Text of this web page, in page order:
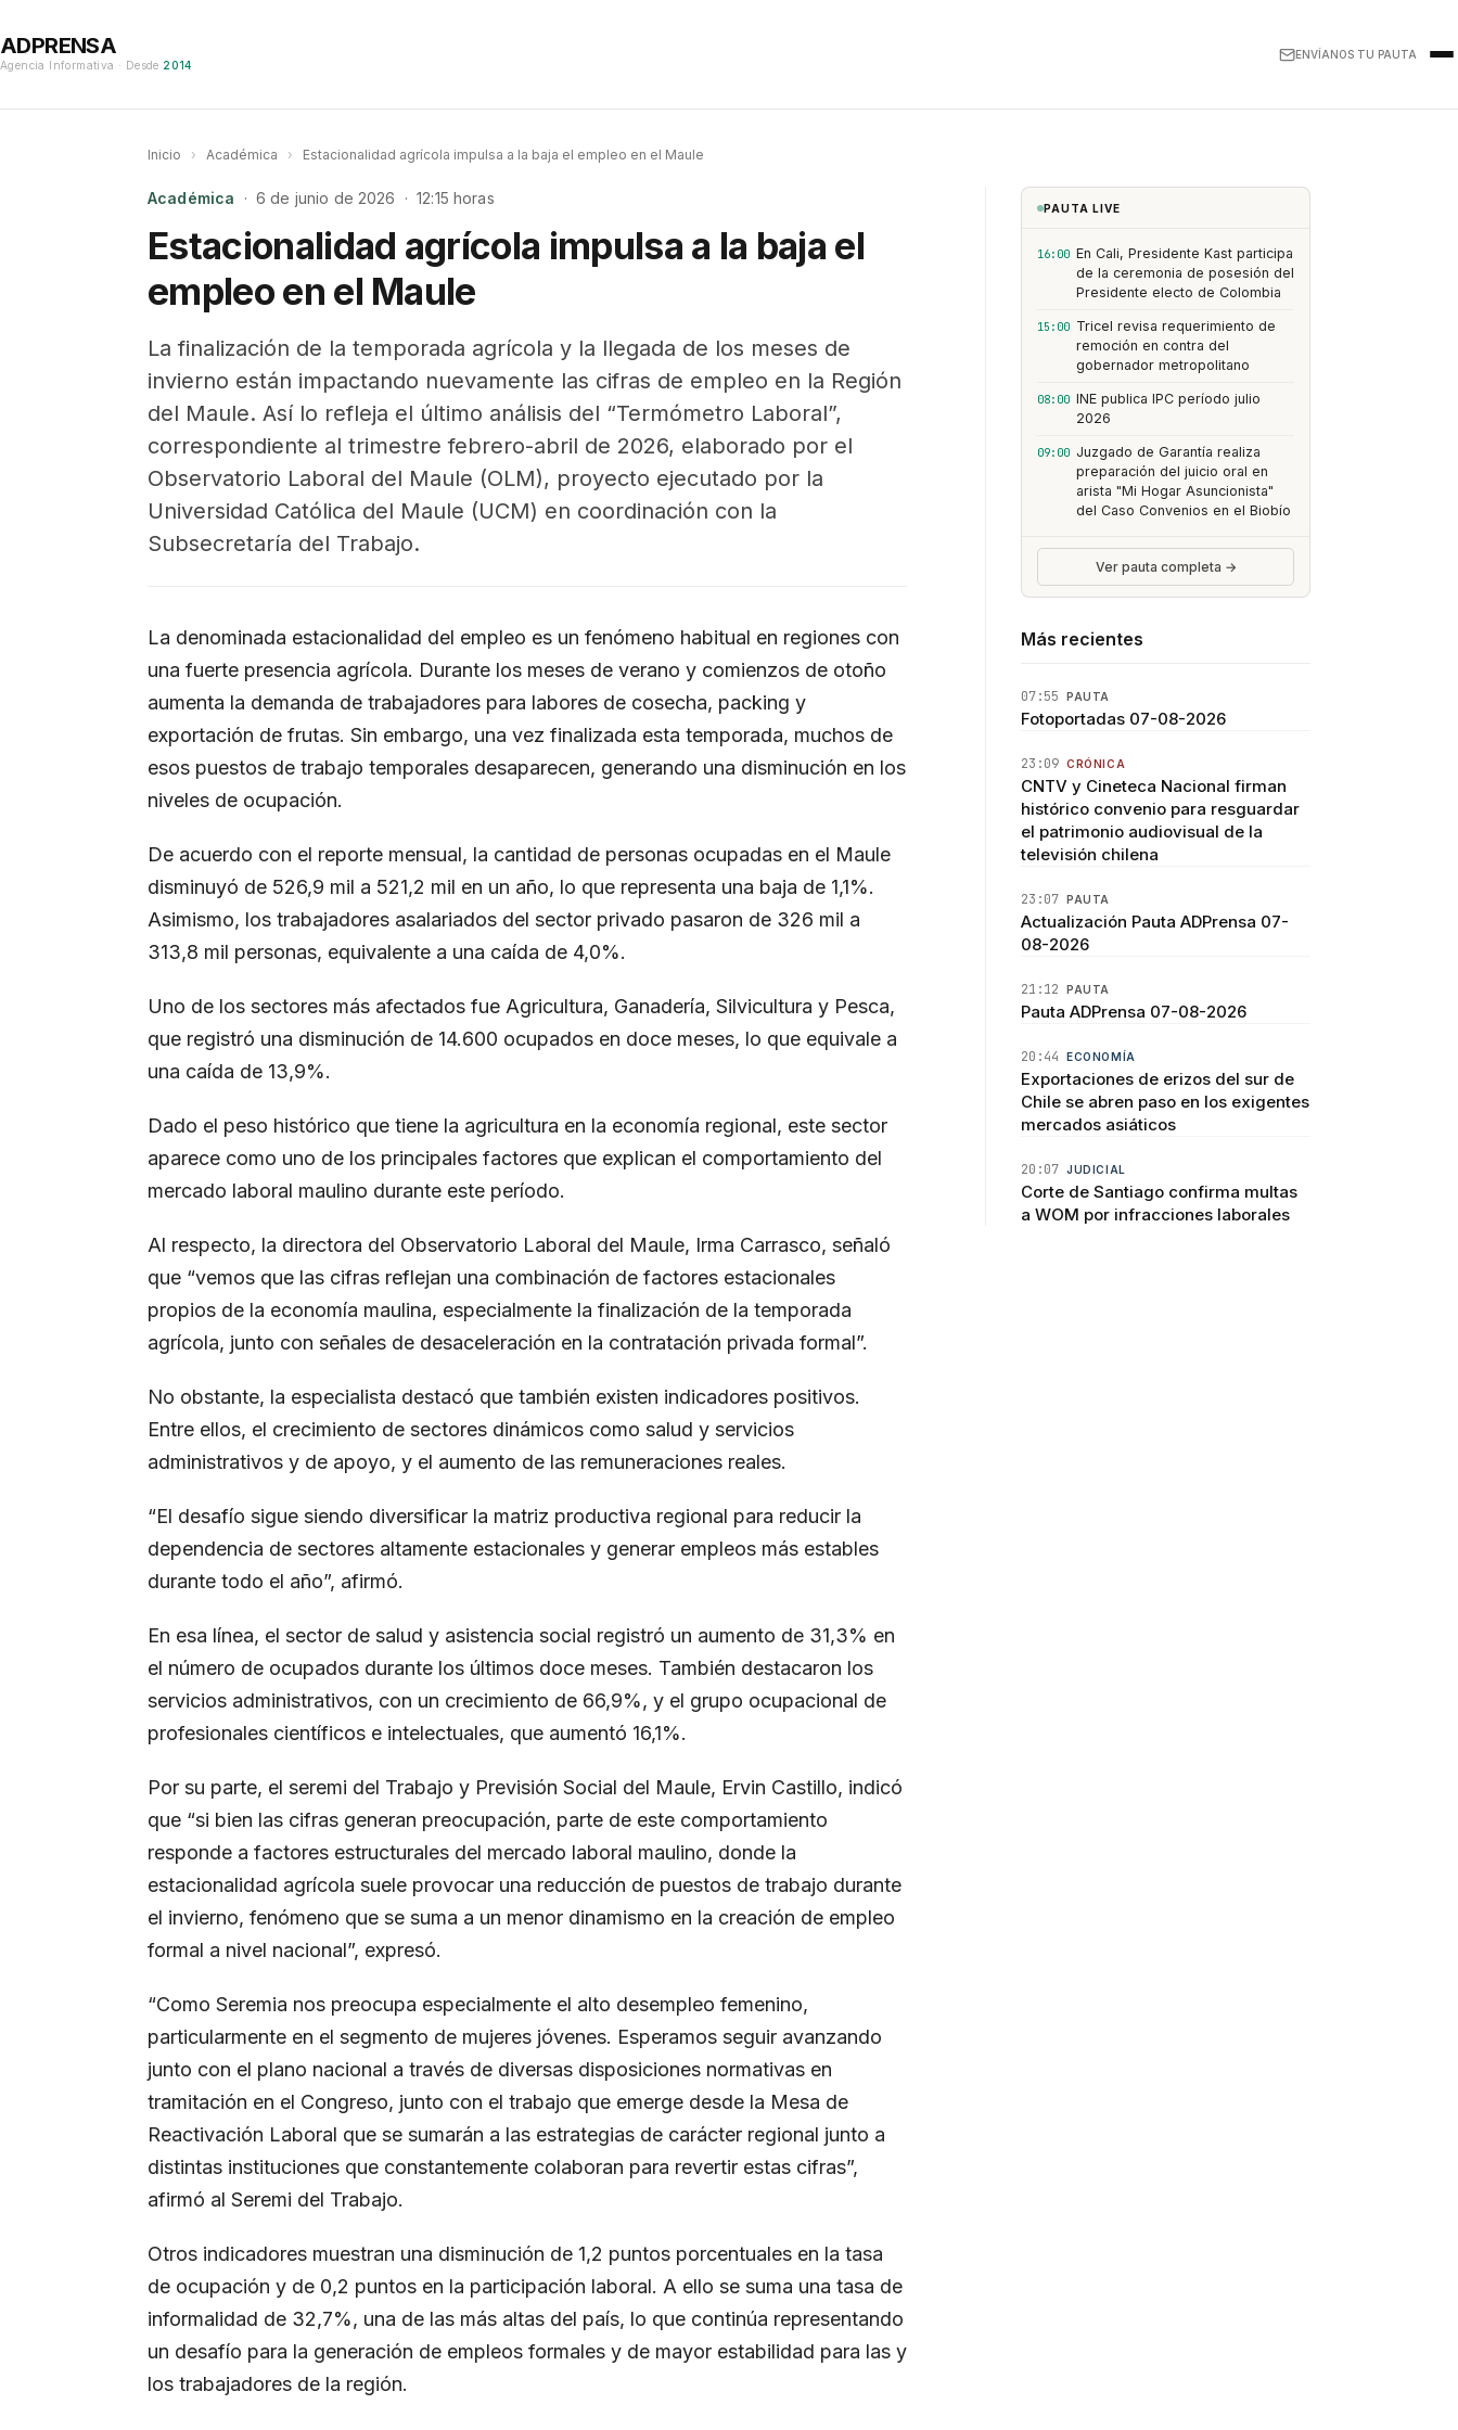
ADPRENSA
Agencia Informativa · Desde 2014
ENVÍANOS TU PAUTA
Inicio › Académica › Estacionalidad agrícola impulsa a la baja el empleo en el Maule
Académica · 6 de junio de 2026 · 12:15 horas
Estacionalidad agrícola impulsa a la baja el
empleo en el Maule
La finalización de la temporada agrícola y la llegada de los meses de
invierno están impactando nuevamente las cifras de empleo en la Región
del Maule. Así lo refleja el último análisis del “Termómetro Laboral”,
correspondiente al trimestre febrero-abril de 2026, elaborado por el
Observatorio Laboral del Maule (OLM), proyecto ejecutado por la
Universidad Católica del Maule (UCM) en coordinación con la
Subsecretaría del Trabajo.
La denominada estacionalidad del empleo es un fenómeno habitual en regiones con
una fuerte presencia agrícola. Durante los meses de verano y comienzos de otoño
aumenta la demanda de trabajadores para labores de cosecha, packing y
exportación de frutas. Sin embargo, una vez finalizada esta temporada, muchos de
esos puestos de trabajo temporales desaparecen, generando una disminución en los
niveles de ocupación.
De acuerdo con el reporte mensual, la cantidad de personas ocupadas en el Maule
disminuyó de 526,9 mil a 521,2 mil en un año, lo que representa una baja de 1,1%.
Asimismo, los trabajadores asalariados del sector privado pasaron de 326 mil a
313,8 mil personas, equivalente a una caída de 4,0%.
Uno de los sectores más afectados fue Agricultura, Ganadería, Silvicultura y Pesca,
que registró una disminución de 14.600 ocupados en doce meses, lo que equivale a
una caída de 13,9%.
Dado el peso histórico que tiene la agricultura en la economía regional, este sector
aparece como uno de los principales factores que explican el comportamiento del
mercado laboral maulino durante este período.
Al respecto, la directora del Observatorio Laboral del Maule, Irma Carrasco, señaló
que “vemos que las cifras reflejan una combinación de factores estacionales
propios de la economía maulina, especialmente la finalización de la temporada
agrícola, junto con señales de desaceleración en la contratación privada formal”.
No obstante, la especialista destacó que también existen indicadores positivos.
Entre ellos, el crecimiento de sectores dinámicos como salud y servicios
administrativos y de apoyo, y el aumento de las remuneraciones reales.
“El desafío sigue siendo diversificar la matriz productiva regional para reducir la
dependencia de sectores altamente estacionales y generar empleos más estables
durante todo el año”, afirmó.
En esa línea, el sector de salud y asistencia social registró un aumento de 31,3% en
el número de ocupados durante los últimos doce meses. También destacaron los
servicios administrativos, con un crecimiento de 66,9%, y el grupo ocupacional de
profesionales científicos e intelectuales, que aumentó 16,1%.
Por su parte, el seremi del Trabajo y Previsión Social del Maule, Ervin Castillo, indicó
que “si bien las cifras generan preocupación, parte de este comportamiento
responde a factores estructurales del mercado laboral maulino, donde la
estacionalidad agrícola suele provocar una reducción de puestos de trabajo durante
el invierno, fenómeno que se suma a un menor dinamismo en la creación de empleo
formal a nivel nacional”, expresó.
“Como Seremia nos preocupa especialmente el alto desempleo femenino,
particularmente en el segmento de mujeres jóvenes. Esperamos seguir avanzando
junto con el plano nacional a través de diversas disposiciones normativas en
tramitación en el Congreso, junto con el trabajo que emerge desde la Mesa de
Reactivación Laboral que se sumarán a las estrategias de carácter regional junto a
distintas instituciones que constantemente colaboran para revertir estas cifras”,
afirmó al Seremi del Trabajo.
Otros indicadores muestran una disminución de 1,2 puntos porcentuales en la tasa
de ocupación y de 0,2 puntos en la participación laboral. A ello se suma una tasa de
informalidad de 32,7%, una de las más altas del país, lo que continúa representando
un desafío para la generación de empleos formales y de mayor estabilidad para las y
los trabajadores de la región.
PAUTA LIVE
16:00 En Cali, Presidente Kast participa
de la ceremonia de posesión del
Presidente electo de Colombia
15:00 Tricel revisa requerimiento de
remoción en contra del
gobernador metropolitano
08:00 INE publica IPC período julio
2026
09:00 Juzgado de Garantía realiza
preparación del juicio oral en
arista "Mi Hogar Asuncionista"
del Caso Convenios en el Biobío
Ver pauta completa →
Más recientes
07:55 PAUTA
Fotoportadas 07-08-2026
23:09 CRÓNICA
CNTV y Cineteca Nacional firman
histórico convenio para resguardar
el patrimonio audiovisual de la
televisión chilena
23:07 PAUTA
Actualización Pauta ADPrensa 07-
08-2026
21:12 PAUTA
Pauta ADPrensa 07-08-2026
20:44 ECONOMÍA
Exportaciones de erizos del sur de
Chile se abren paso en los exigentes
mercados asiáticos
20:07 JUDICIAL
Corte de Santiago confirma multas
a WOM por infracciones laborales